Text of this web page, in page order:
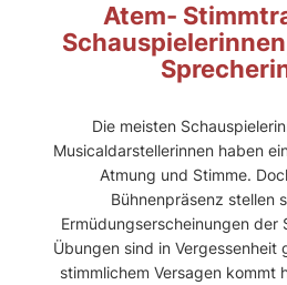
Atem-
Die meisten
Musicaldarstellerinnen haben
Atmung und Stimme.
Bühnenpräsenz stellen
Ermüdungserscheinungen der
Übungen sind in Vergessenheit
stimmlichem Versagen kommt